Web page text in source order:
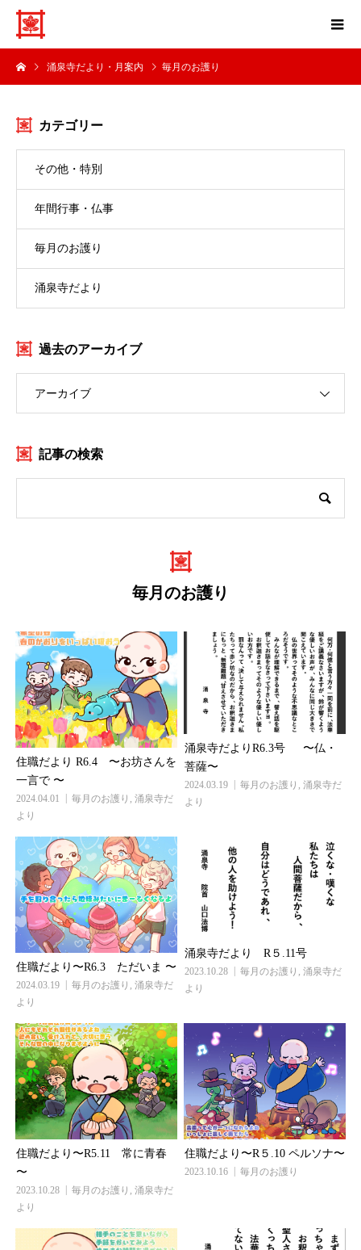
涌泉寺だより・月案内 毎月のお護り
カテゴリー
その他・特別
年間行事・仏事
毎月のお護り
涌泉寺だより
過去のアーカイブ
アーカイブ
記事の検索
毎月のお護り
住職だより R6.4 〜お坊さんを
一言で 〜
2024.04.01 毎月のお護り , 涌泉寺だ
より
涌泉寺だよりR6.3号 〜仏・
菩薩〜
2024.03.19 毎月のお護り , 涌泉寺だ
より
住職だより〜R6.3 ただいま 〜
2024.03.19 毎月のお護り , 涌泉寺だ
より
涌泉寺だより R５.11号
2023.10.28 毎月のお護り , 涌泉寺だ
より
住職だより〜R5.11 常に青春
〜
2023.10.28 毎月のお護り , 涌泉寺だ
より
住職だより〜R５.10 ペルソナ〜
2023.10.16 毎月のお護り